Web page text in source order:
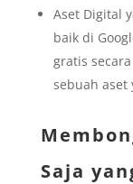
Aset Digital
baik di
gratis
sebuah aset
Saja